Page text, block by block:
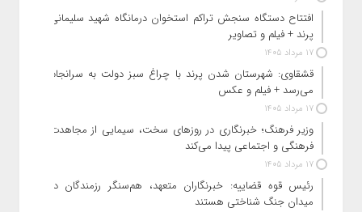
افتتاح دستگاه سنجش تراکم استخوان درمانگاه شهید سلیمانی
پرند + فیلم و تصاویر
17 مرداد 1405
قشقاوی: شهرستان شدن پرند با چراغ سبز دولت به سرانجام
می‌رسد + فیلم و عکس
17 مرداد 1405
وزیر فرهنگ؛ خبرنگاری در روزهای سخت، سیمایی از مجاهدت
فرهنگی و اجتماعی پیدا می‌کند
17 مرداد 1405
رئیس قوه قضاییه: خبرنگاران متعهد، هم‌سنگر رزمندگان در
میدان جنگ شناختی هستند